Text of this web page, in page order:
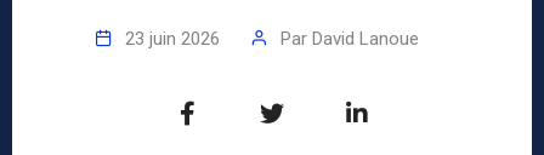
23 juin 2026 Par David Lanoue